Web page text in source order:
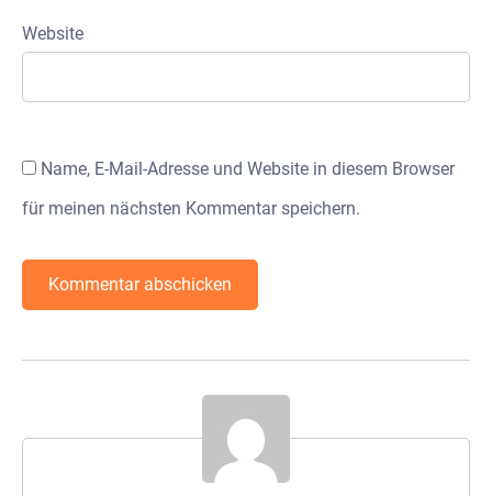
Website
Name, E-Mail-Adresse und Website in diesem Browser
für meinen nächsten Kommentar speichern.